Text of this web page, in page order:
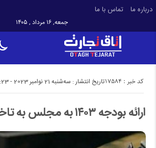
درباره ما تماس با ما
جمعه, ۱۶ مرداد , ۱۴۰۵
تاریخ انتشار : سه‌شنبه 21 نوامبر 2023 - 9:23 کد خبر : 17584
ارائه بودجه ۱۴۰۳ به مجلس به تاخیر افتاد